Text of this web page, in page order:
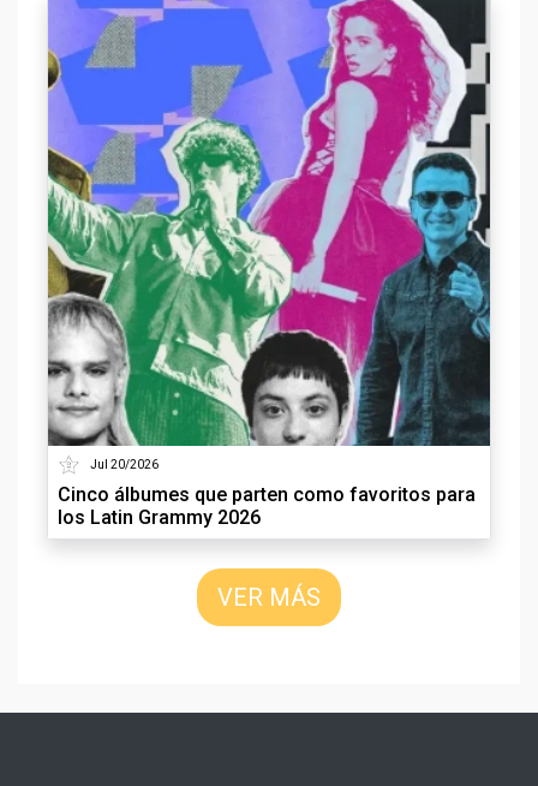
Jul 20/2026
Cinco álbumes que parten como favoritos para
los Latin Grammy 2026
VER MÁS